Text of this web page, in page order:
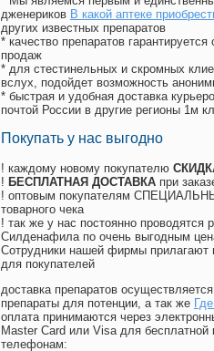
дженериков В какой аптеке
других известных препаратов
* качество препаратов
продаж
* для стестинельных и скромных
вслух, подойдет возможность
* быстрая и удобная доставка
почтой России в другие регионы 1м
Покупать у нас выгодно
! каждому новому покупателю
! БЕСПЛАТНАЯ ДОСТАВКА при
! оптовым покупателям
товарного чека
! так же у нас постоянно
Силденафила по очень выгодным
Cотрудники нашей фирмы прилагают
для покупателей
доставка препаратов
препараты для потенции, а так же
оплата принимаются через
Master Card или Visa для
телефонам: